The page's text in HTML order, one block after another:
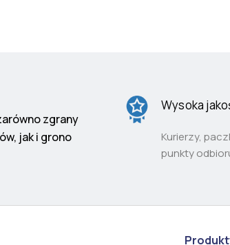
zgrany
jak i grono
Wysoka
Kurierzy,
punkty